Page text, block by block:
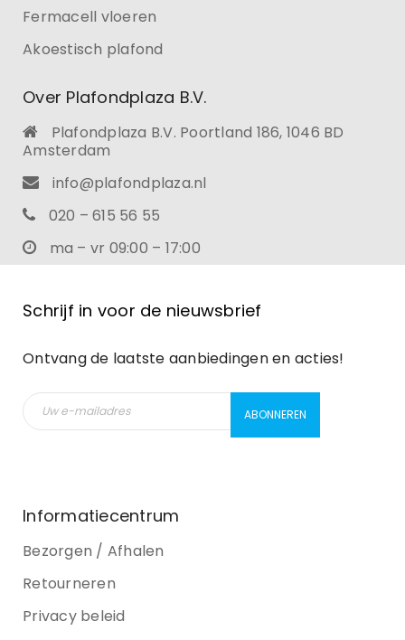
Fermacell vloeren
Akoestisch plafond
Over Plafondplaza B.V.
Plafondplaza B.V. Poortland 186, 1046 BD
Amsterdam
info@plafondplaza.nl
020 – 615 56 55
ma – vr 09:00 – 17:00
Schrijf in voor de nieuwsbrief
Ontvang de laatste aanbiedingen en acties!
Informatiecentrum
Bezorgen / Afhalen
Retourneren
Privacy beleid